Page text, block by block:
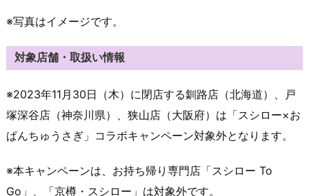
※写真はイメージです。
対象店舗・取扱い情報
※2023年11月30日（木）に閉店する釧路店（北海道）、戸
塚深谷店（神奈川県）、狭山店（大阪府）は「スシロー×お
ぱんちゅうさぎ」コラボキャンペーン対象外となります。
※本キャンペーンは、お持ち帰り専門店「スシロー To
Go」、「京樽・スシロー」は対象外です。